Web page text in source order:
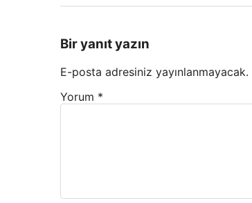
Bir yanıt yazın
E-posta adresiniz yayınlanmayacak.
Yorum *